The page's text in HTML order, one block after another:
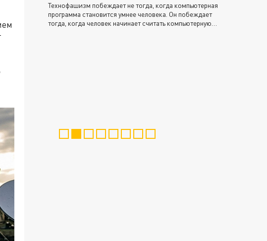
Технофашизм побеждает не тогда, когда компьютерная
программа становится умнее человека. Он побеждает
тогда, когда человек начинает считать компьютерную